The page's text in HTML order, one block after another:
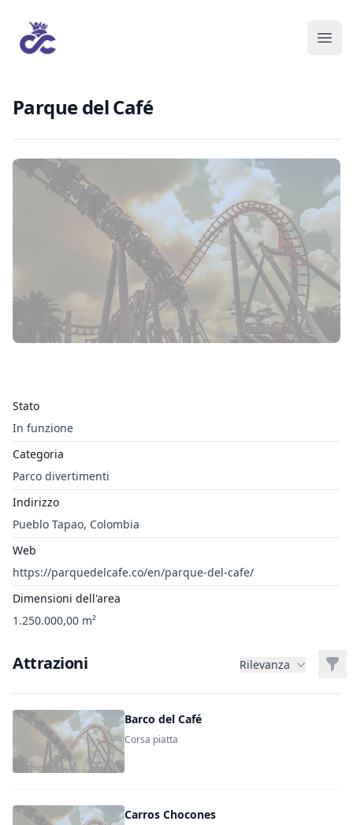
Parque del Café
Stato
In funzione
Categoria
Parco divertimenti
Indirizzo
Pueblo Tapao, Colombia
Web
https://parquedelcafe.co/en/parque-del-cafe/
Dimensioni dell'area
1.250.000,00 m²
Attrazioni Rilevanza
Barco del Café
Corsa piatta
Carros Chocones